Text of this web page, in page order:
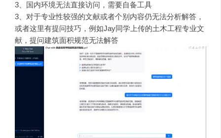
3、国内环境无法直接访问 ，需要自备工具
3、对于专业性较强的文献或者个别内容仍无法分析解答，
或者这里有提问技巧，例如Jay同学上传的土木工程专业文
献，提问建筑面积规范无法解答